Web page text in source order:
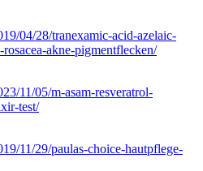
04/28/tranexamic-acid-azelaic-
akne-pigmentflecken/
11/05/m-asam-resveratrol-
test/
11/29/paulas-choice-hautpflege-